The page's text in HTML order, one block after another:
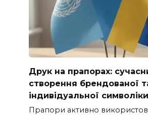
Друк на прапорах:
створення брендованої
індивідуальної символіки
Прапори активно